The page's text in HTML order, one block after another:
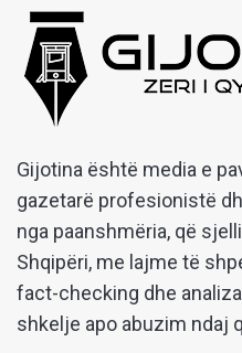
Gijotina është media e
gazetarë profesionistë
nga paanshmëria, që
Shqipëri, me lajme të
fact-checking dhe
shkelje apo abuzim ndaj